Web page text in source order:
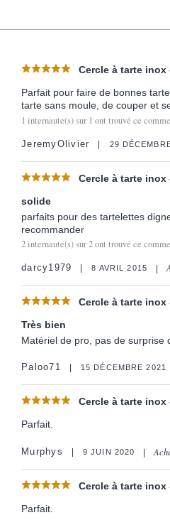
Cercle à tarte
Parfait pour faire de bonnes
tarte sans moule, de couper et
1 internaute(s) sur 1 ont trouvé ce
JeremyOlivier 29
Cercle à tarte
solide
parfaits pour des tartelettes
recommander
2internaute(s) sur2ont trouvé ce
darcy1979 8 AVRIL 2015
Cercle à tarte
Très bien
Matériel de pro, pas de surprise
Paloo71 15 DÉCEMBRE 2021
Cercle à tarte
Parfait.
Murphys 9 JUIN 2020
Cercle à tarte
Parfait.